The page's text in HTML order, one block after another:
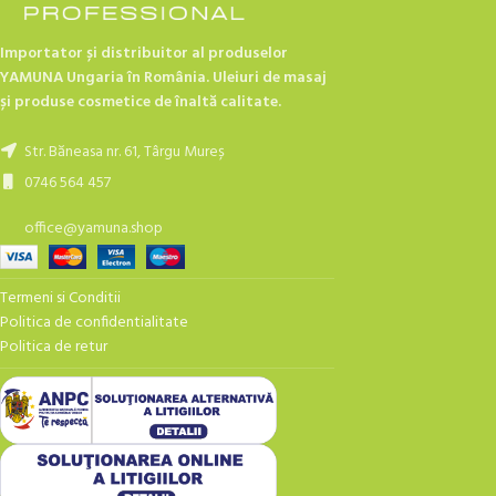
Importator și distribuitor al produselor
YAMUNA Ungaria în România. Uleiuri de masaj
și produse cosmetice de înaltă calitate.
Str. Băneasa nr. 61, Târgu Mureș
0746 564 457
office@yamuna.shop
Termeni si Conditii
Politica de confidentialitate
Politica de retur